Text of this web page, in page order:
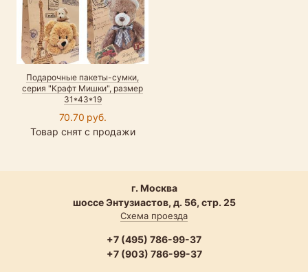
Подарочные пакеты-сумки,
серия "Крафт Мишки", размер
31*43*19
70.70 руб.
Товар снят с продажи
г. Москва
шоссе Энтузиастов, д. 56, стр. 25
Схема проезда
+7 (495) 786-99-37
+7 (903) 786-99-37